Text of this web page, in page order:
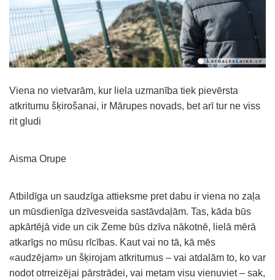
Viena no vietvarām, kur liela uzmanība tiek pievērsta
atkritumu šķirošanai, ir Mārupes novads, bet arī tur ne viss
rit gludi
Aisma Orupe
Atbildīga un saudzīga attieksme pret dabu ir viena no zaļa
un mūsdienīga dzīvesveida sastāvdaļām. Tas, kāda būs
apkārtējā vide un cik Zeme būs dzīva nākotnē, lielā mērā
atkarīgs no mūsu rīcības. Kaut vai no tā, kā mēs
«audzējam» un šķirojam atkritumus – vai atdalām to, ko var
nodot otrreizējai pārstrādei, vai metam visu vienuviet – sak,